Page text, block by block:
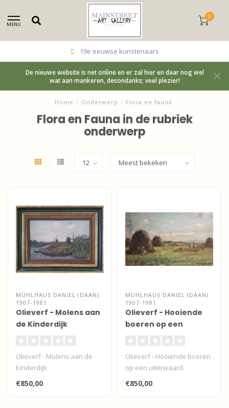
MENU
0
19e eeuwse kunstenaars
De nieuwe website is net online en er zal hier en daar nog wel
wat aan mankeren, desondanks; veel plezier!
Home / Onderwerp / Flora en fauna
Flora en Fauna in de rubriek
onderwerp
MÜHLHAUS DANIEL (DAAN)
1907-1981
Olieverf - Molens aan
de Kinderdijk
Olieverf - Molens aan de
Kinderdijk
€850,00
MÜHLHAUS DANIEL (DAAN)
1907-1981
Olieverf - Hooiende
boeren op een
Olieverf - Hooiende boeren
op een uiterwaard.
€850,00